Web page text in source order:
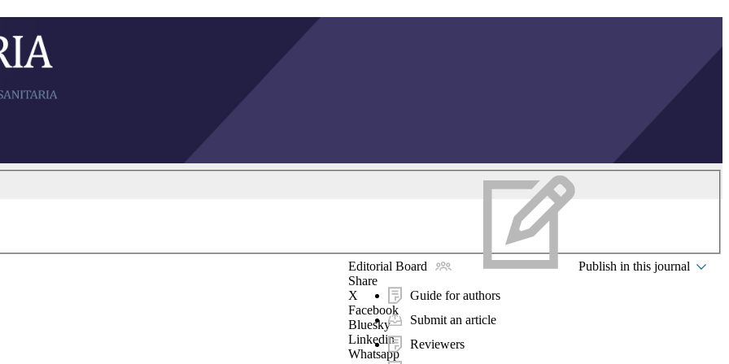
Editorial Board Publish in this journal
Guide for authors
Submit an article
Reviewers
Share
X
Facebook
Bluesky
Linkedin
Whatsapp